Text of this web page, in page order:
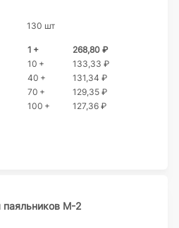
130 шт
1 +
268,80 ₽
10 +
133,33 ₽
40 +
131,34 ₽
70 +
129,35 ₽
100 +
127,36 ₽
паяльников М-2